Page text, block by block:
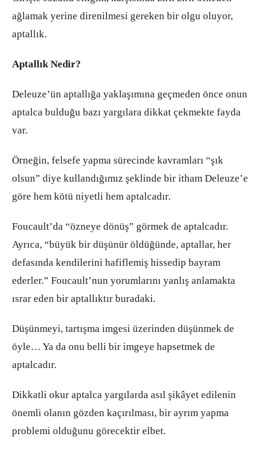
ağlamak yerine direnilmesi gereken bir olgu oluyor,
aptallık.
Aptallık Nedir?
Deleuze’ün aptallığa yaklaşımına geçmeden önce onun
aptalca bulduğu bazı yargılara dikkat çekmekte fayda
var.
Örneğin, felsefe yapma sürecinde kavramları “şık
olsun” diye kullandığımız şeklinde bir itham Deleuze’e
göre hem kötü niyetli hem aptalcadır.
Foucault’da “özneye dönüş” görmek de aptalcadır.
Ayrıca, “büyük bir düşünür öldüğünde, aptallar, her
defasında kendilerini hafiflemiş hissedip bayram
ederler.” Foucault’nun yorumlarını yanlış anlamakta
ısrar eden bir aptallıktır buradaki.
Düşünmeyi, tartışma imgesi üzerinden düşünmek de
öyle… Ya da onu belli bir imgeye hapsetmek de
aptalcadır.
Dikkatli okur aptalca yargılarda asıl şikâyet edilenin
önemli olanın gözden kaçırılması, bir ayrım yapma
problemi olduğunu görecektir elbet.